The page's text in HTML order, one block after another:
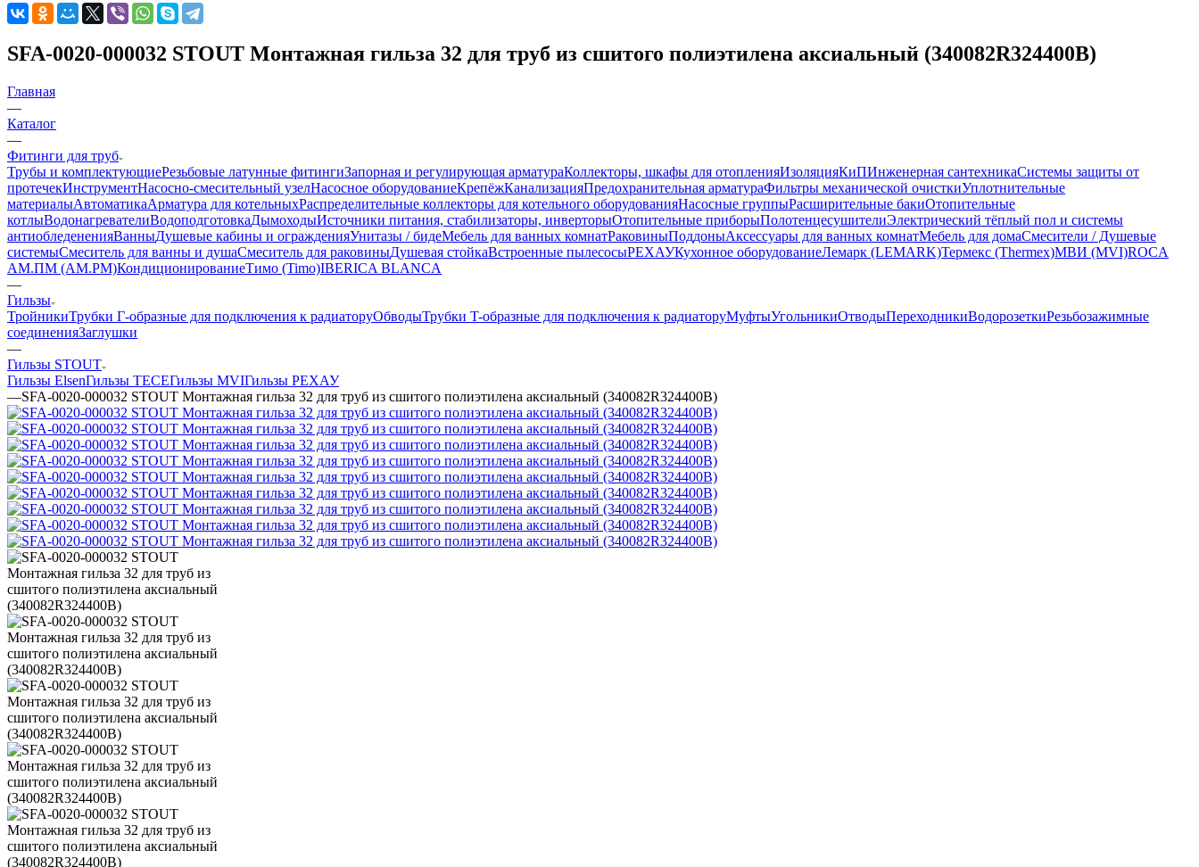
SFA-0020-000032 STOUT Монтажная гильза 32 для труб из сшитого полиэтилена аксиальный (340082R324400B)
Главная
—
Каталог
—
Фитинги для труб
Трубы и комплектующиеРезьбовые латунные фитингиЗапорная и регулирующая арматураКоллекторы, шкафы для отопленияИзоляцияКиПИнженерная сантехникаСистемы защиты от
протечекИнструментНасосно-смесительный узелНасосное оборудованиеКрепёжКанализацияПредохранительная арматураФильтры механической очисткиУплотнительные
материалыАвтоматикаАрматура для котельныхРаспределительные коллекторы для котельного оборудованияНасосные группыРасширительные бакиОтопительные
котлыВодонагревателиВодоподготовкаДымоходыИсточники питания, стабилизаторы, инверторыОтопительные приборыПолотенцесушителиЭлектрический тёплый пол и системы
антиобледененияВанныДушевые кабины и огражденияУнитазы / бидеМебель для ванных комнатРаковиныПоддоныАксессуары для ванных комнатМебель для домаСмесители / Душевые
системыСмеситель для ванны и душаСмеситель для раковиныДушевая стойкаВстроенные пылесосыРЕХАУКухонное оборудованиеЛемарк (LEMARK)Термекс (Thermex)МВИ (MVI)ROCA
АМ.ПМ (AM.PM)КондиционированиеТимо (Timo)IBERICA BLANCA
—
Гильзы
ТройникиТрубки Г-образные для подключения к радиаторуОбводыТрубки T-образные для подключения к радиаторуМуфтыУгольникиОтводыПереходникиВодорозеткиРезьбозажимные
соединенияЗаглушки
—
Гильзы STOUT
Гильзы ElsenГильзы TECEГильзы MVIГильзы РЕХАУ
—SFA-0020-000032 STOUT Монтажная гильза 32 для труб из сшитого полиэтилена аксиальный (340082R324400B)